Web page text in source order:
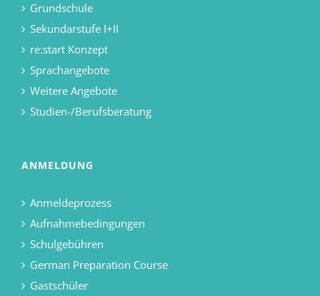
Grundschule
Sekundarstufe I+II
re:start Konzept
Sprachangebote
Weitere Angebote
Studien-/Berufsberatung
ANMELDUNG
Anmeldeprozess
Aufnahmebedingungen
Schulgebühren
German Preparation Course
Gastschüler